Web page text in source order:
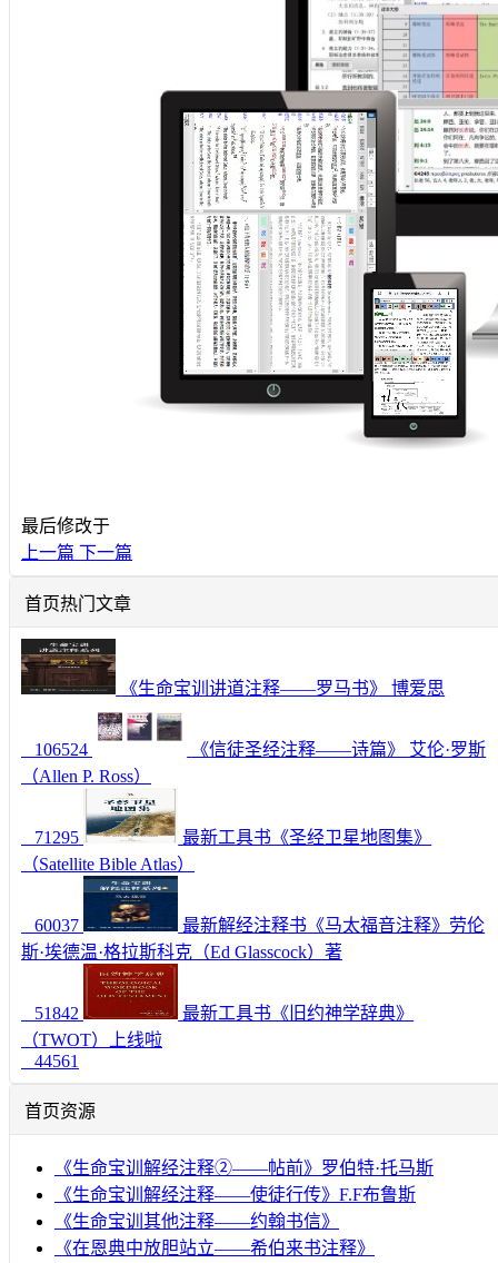
最后修改于
上一篇 下一篇
首页热门文章
《生命宝训讲道注释——罗马书》 博爱思
106524
《信徒圣经注释——诗篇》 艾伦·罗斯
（Allen P. Ross）
71295
最新工具书《圣经卫星地图集》
（Satellite Bible Atlas）
60037
最新解经注释书《马太福音注释》劳伦
斯·埃德温·格拉斯科克（Ed Glasscock）著
51842
最新工具书《旧约神学辞典》
（TWOT）上线啦
44561
首页资源
《生命宝训解经注释②——帖前》罗伯特·托马斯
《生命宝训解经注释——使徒行传》F.F布鲁斯
《生命宝训其他注释——约翰书信》
《在恩典中放胆站立——希伯来书注释》